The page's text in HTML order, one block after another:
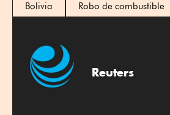
Bolivia Robo de combustible
Reuters